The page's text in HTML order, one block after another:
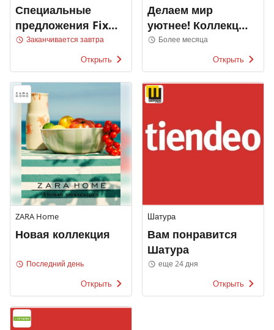
Специальные
предложения Fix
Price
Заканчивается завтра
Открыть
Делаем мир
уютнее! Коллекция
2022Более месяца
Открыть
ZARA Home
Новая коллекция
Последний день
Открыть
Шатура
Вам понравится
Шатура
еще 24 дня
Открыть